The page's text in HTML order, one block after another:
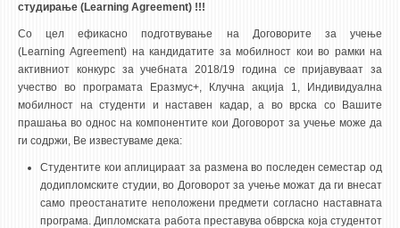
студирање (Learning Agreement) !!!
Со цел ефикасно подготвување на Договорите за учење
(Learning Agreement) на кандидатите за мобилност кои во рамки на
активниот конкурс за учебната 2018/19 година се пријавуваат за
учество во програмата Еразмус+, Клучна акција 1, Индивидуална
мобилност на студенти и наставен кадар, а во врска со Вашите
прашања во однос на компонентите кои Договорот за учење може да
ги содржи, Ве известуваме дека:
Студентите кои аплицираат за размена во последен семестар од
додипломските студии, во Договорот за учење можат да ги внесат
само преостанатите неположени предмети согласно наставната
програма. Дипломската работа преставува обврска која студентот